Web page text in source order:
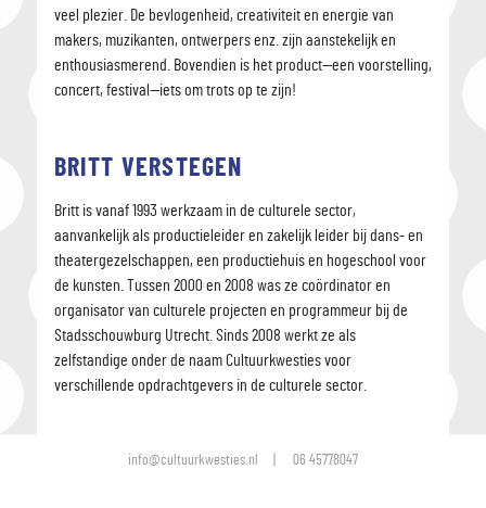
veel plezier. De bevlogenheid, creativiteit en energie van
makers, muzikanten, ontwerpers enz. zijn aanstekelijk en
enthousiasmerend. Bovendien is het product—een voorstelling,
concert, festival—iets om trots op te zijn!
BRITT VERSTEGEN
Britt is vanaf 1993 werkzaam in de culturele sector,
aanvankelijk als productieleider en zakelijk leider bij dans- en
theatergezelschappen, een productiehuis en hogeschool voor
de kunsten. Tussen 2000 en 2008 was ze coördinator en
organisator van culturele projecten en programmeur bij de
Stadsschouwburg Utrecht. Sinds 2008 werkt ze als
zelfstandige onder de naam Cultuurkwesties voor
verschillende opdrachtgevers in de culturele sector.
info@cultuurkwesties.nl 06 45778047